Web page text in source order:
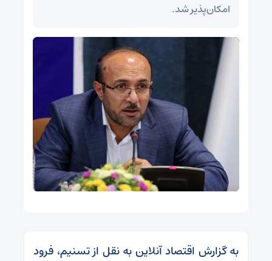
امکان‌پذیر شد.
به گزارش اقتصاد آنلاین به نقل از تسنیم، فرود